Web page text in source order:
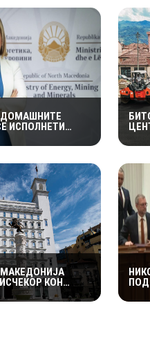
ИСПОЛНЕТИ
СИСТЕМ
КОН
СО
ЗА